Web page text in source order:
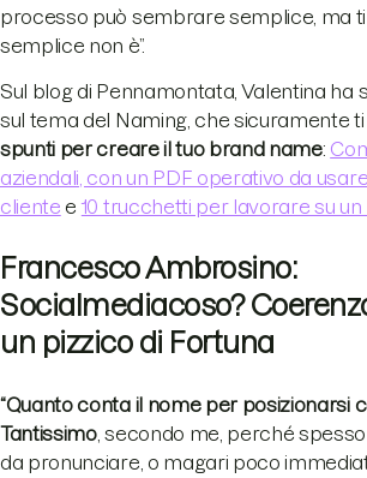
processo può sembrare semplice, ma
semplice non è”.
Sul blog di Pennamontata, Valentina ha
sul tema del Naming, che sicuramente
spunti per creare il tuo brand name:
aziendali, con un PDF operativo da
cliente e 10 trucchetti per lavorare su un
Francesco Ambrosino:
Socialmediacoso?
un pizzico di Fortuna
“Quanto conta il nome per posizionarsi
Tantissimo, secondo me, perché
da pronunciare, o magari poco